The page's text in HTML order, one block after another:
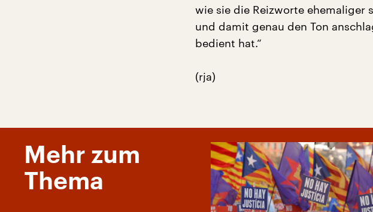
wie sie die Reizworte ehemaliger
und damit genau den Ton
bedient hat.“
(rja)
Mehr zum
Thema